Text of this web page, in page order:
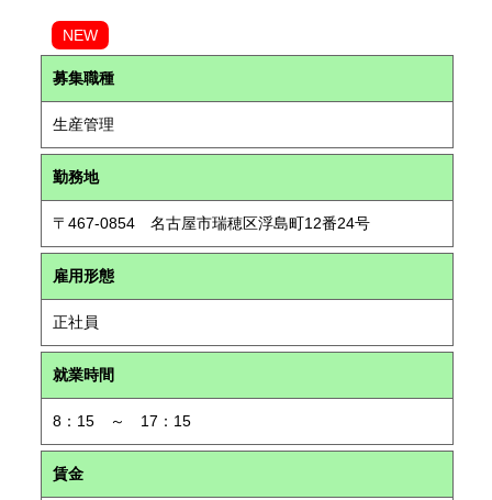
NEW
募集職種
生産管理
勤務地
〒467-0854 名古屋市瑞穂区浮島町12番24号
雇用形態
正社員
就業時間
8：15 ～ 17：15
賃金